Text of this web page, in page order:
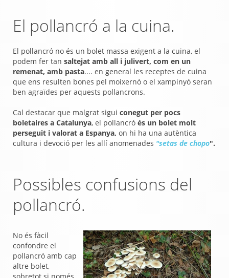
El pollancró a la cuina.
El pollancró no és un bolet massa exigent a la cuina, el
podem fer tan saltejat amb all i julivert, com en un
remenat, amb pasta.... en general les receptes de cuina
que ens resulten bones pel moixernó o el xampinyó seran
ben agraïdes per aquests pollancrons.
Cal destacar que malgrat sigui conegut per pocs
boletaires a Catalunya, el pollancró és un bolet molt
perseguit i valorat a Espanya, on hi ha una autèntica
cultura i devoció per les allí anomenades "setas de chopo".
Possibles confusions del
pollancró.
No és fàcil
confondre el
pollancró amb cap
altre bolet,